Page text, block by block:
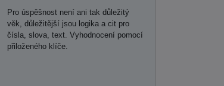
Pro úspěšnost není ani tak důležitý
věk, důležitější jsou logika a cit pro
čísla, slova, text. Vyhodnocení pomocí
přiloženého klíče.